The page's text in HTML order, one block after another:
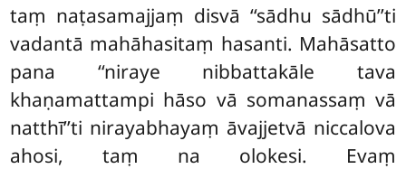
taṃ naṭasamajjaṃ disvā ‘‘sādhu sādhū’’ti
vadantā mahāhasitaṃ hasanti. Mahāsatto
pana ‘‘niraye nibbattakāle tava
khaṇamattampi hāso vā somanassaṃ vā
natthī’’ti nirayabhayaṃ āvajjetvā niccalova
ahosi, taṃ na olokesi. Evaṃ